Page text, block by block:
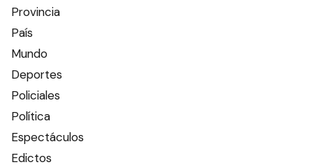
Provincia
País
Mundo
Deportes
Policiales
Política
Espectáculos
Edictos